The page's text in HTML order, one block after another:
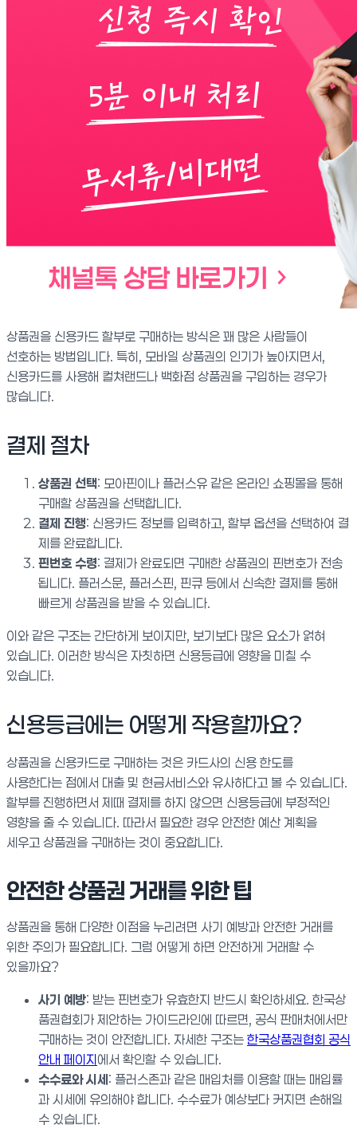
상품권을 신용카드 할부로 구매하는 방식은 꽤 많은 사람들이
선호하는 방법입니다. 특히, 모바일 상품권의 인기가 높아지면서,
신용카드를 사용해 컬쳐랜드나 백화점 상품권을 구입하는 경우가
많습니다.
결제 절차
상품권 선택: 모아핀이나 플러스유 같은 온라인 쇼핑몰을 통해
구매할 상품권을 선택합니다.
결제 진행: 신용카드 정보를 입력하고, 할부 옵션을 선택하여 결
제를 완료합니다.
핀번호 수령: 결제가 완료되면 구매한 상품권의 핀번호가 전송
됩니다. 플러스문, 플러스핀, 핀큐 등에서 신속한 결제를 통해
빠르게 상품권을 받을 수 있습니다.
이와 같은 구조는 간단하게 보이지만, 보기보다 많은 요소가 얽혀
있습니다. 이러한 방식은 자칫하면 신용등급에 영향을 미칠 수
있습니다.
신용등급에는 어떻게 작용할까요?
상품권을 신용카드로 구매하는 것은 카드사의 신용 한도를
사용한다는 점에서 대출 및 현금서비스와 유사하다고 볼 수 있습니다.
할부를 진행하면서 제때 결제를 하지 않으면 신용등급에 부정적인
영향을 줄 수 있습니다. 따라서 필요한 경우 안전한 예산 계획을
세우고 상품권을 구매하는 것이 중요합니다.
안전한 상품권 거래를 위한 팁
상품권을 통해 다양한 이점을 누리려면 사기 예방과 안전한 거래를
위한 주의가 필요합니다. 그럼 어떻게 하면 안전하게 거래할 수
있을까요?
사기 예방: 받는 핀번호가 유효한지 반드시 확인하세요. 한국상
품권협회가 제안하는 가이드라인에 따르면, 공식 판매처에서만
구매하는 것이 안전합니다. 자세한 구조는 한국상품권협회 공식
안내 페이지에서 확인할 수 있습니다.
수수료와 시세: 플러스존과 같은 매입처를 이용할 때는 매입률
과 시세에 유의해야 합니다. 수수료가 예상보다 커지면 손해일
수 있습니다.